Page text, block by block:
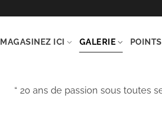
MAGASINEZ ICI GALERIE
“ 20 ans de passion sous toutes